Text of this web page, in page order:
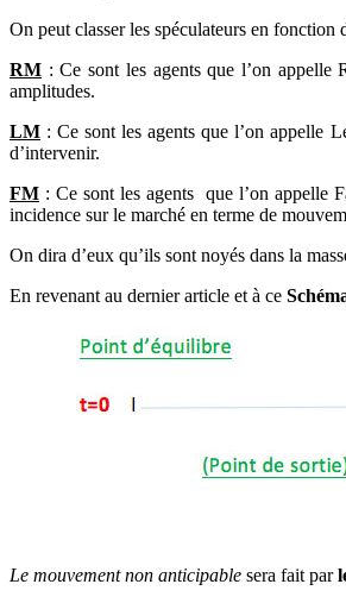
On peut classer les spéculateurs en fonction
RM : Ce sont les agents que l’on appelle
amplitudes.
LM : Ce sont les agents que l’on appelle
d’intervenir.
FM : Ce sont les agents que l’on appelle
incidence sur le marché en terme de
On dira d’eux qu’ils sont noyés dans la
En revenant au dernier article et à ce
Le mouvement non anticipable sera fait par